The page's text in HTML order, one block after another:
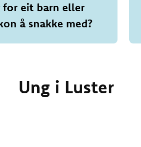
for eit barn eller
å snakke med?
Ung i Luster